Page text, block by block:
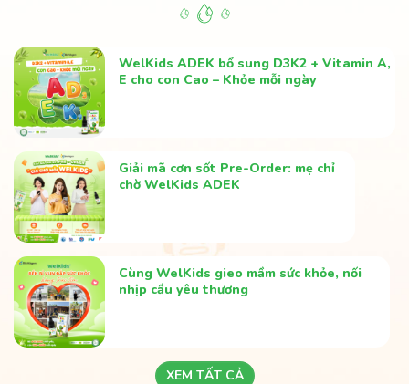
WelKids ADEK bổ sung D3K2 + Vitamin A,
E cho con Cao – Khỏe mỗi ngày
Giải mã cơn sốt Pre-Order: mẹ chỉ
chờ WelKids ADEK
Cùng WelKids gieo mầm sức khỏe, nối
nhịp cầu yêu thương
XEM TẤT CẢ